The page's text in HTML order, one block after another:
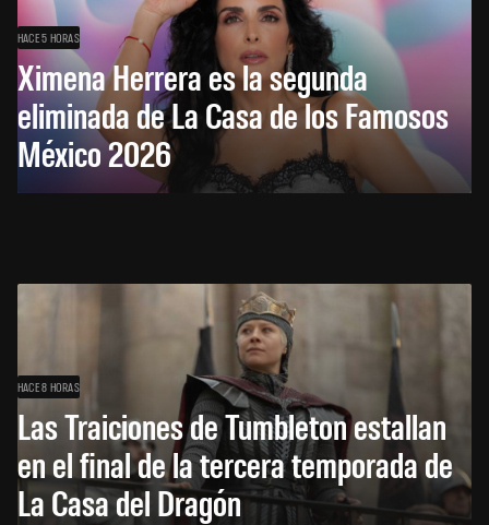
HACE 5 HORAS
Ximena Herrera es la segunda
eliminada de La Casa de los Famosos
México 2026
HACE 8 HORAS
Las Traiciones de Tumbleton estallan
en el final de la tercera temporada de
La Casa del Dragón